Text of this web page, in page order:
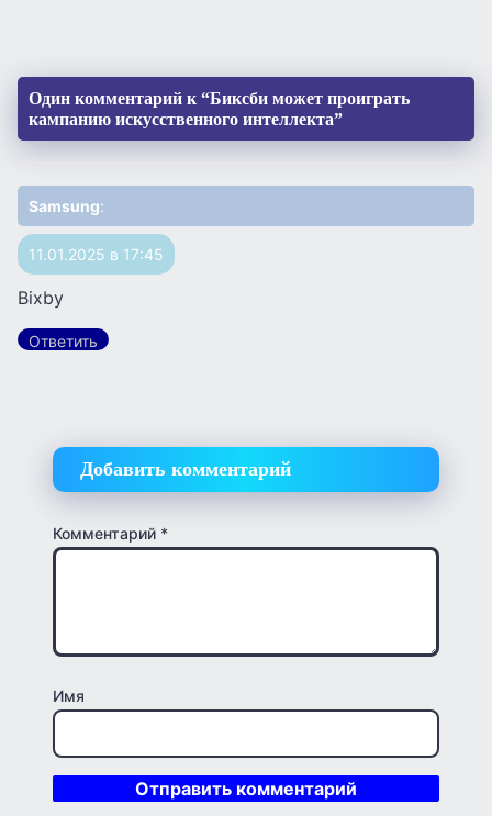
Один комментарий к “Биксби может проиграть
кампанию искусственного интеллекта”
Samsung:
11.01.2025 в 17:45
Bixby
Ответить
Добавить комментарий
Комментарий *
Имя